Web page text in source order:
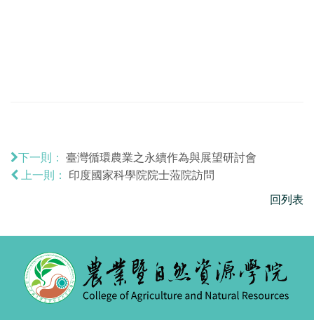
下一則： 臺灣循環農業之永續作為與展望研討會
上一則：
印度國家科學院院士蒞院訪問
回列表